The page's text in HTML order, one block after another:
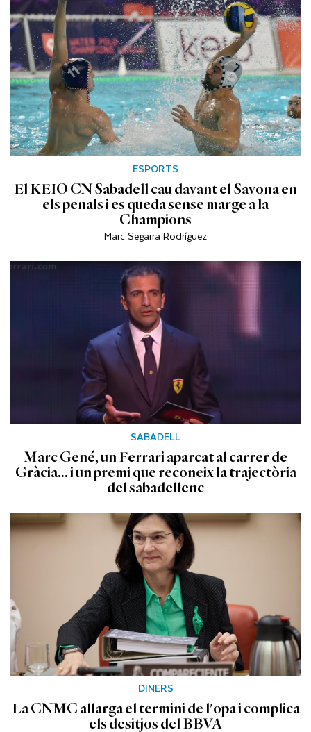
ESPORTS
El KEIO CN Sabadell cau davant el Savona en
els penals i es queda sense marge a la
Champions
Marc Segarra Rodríguez
SABADELL
Marc Gené, un Ferrari aparcat al carrer de
Gràcia... i un premi que reconeix la trajectòria
del sabadellenc
DINERS
La CNMC allarga el termini de l'opa i complica
els desitjos del BBVA